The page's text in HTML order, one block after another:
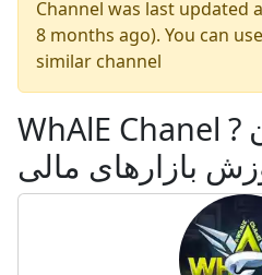
Channel was last updated
8 months ago). You can
similar channel
WhAlE Chanel ? سیگنال رایگان
بازارهای مالی